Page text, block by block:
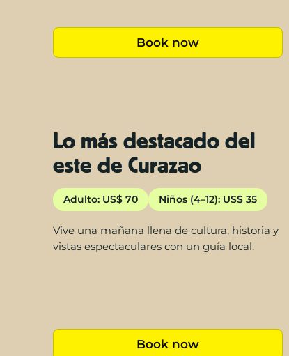
Book now
Lo más destacado del
este de Curazao
Adulto: US$ 70 Niños (4–12): US$ 35
Vive una mañana llena de cultura, historia y
vistas espectaculares con un guía local.
Book now